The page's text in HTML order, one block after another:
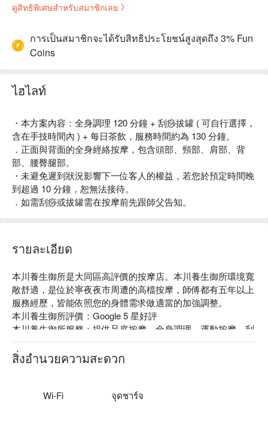
ดูสิทธิพิเศษสำหรับสมาชิกเลย
การเป็นสมาชิกจะได้รับสิทธิประโยชน์สูงสุดถึง 3% Fun
Coins
ไฮไลท์
・本方案內容：全身調理 120 分鐘 + 刮痧拔罐 ( 可自行選擇，
含在手技時間內 ) + 每日茶飲，服務時間約為 130 分鐘。
．正面與背面的全身經絡按摩，包含頭部、頸部、肩部、背
部、腰臀腿部。
・未避免遲到狀況影響下一位客人的權益，若您於預定時間晚
到超過 10 分鐘，恕無法接待。
．如需刮痧或拔罐需在按摩前先跟師父告知。
รายละเอียด
本川養生御所是大同區高評價的按摩店。本川養生御所環境寬
敞舒適，是位於寧夜夜市周遭的高檔按摩，師傅都有五年以上
服務經歷，皆能依照您的身體需求做適當的加強調整。
本川養生御所評價：Google 5 星好評
本川養生御所服務：提供足底按摩、全身調理、運動按摩、刮
痧拔罐服務
本川養生御所推薦：身體調理課程皆可包含刮痧拔罐
สิ่งอำนวยความสะดวก
Wi-Fi จุดชาร์จ